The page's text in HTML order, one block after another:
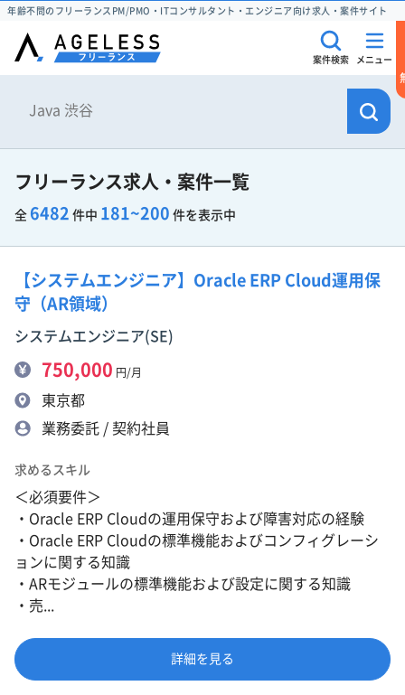
年齢不問のフリーランスPM/PMO・ITコンサルタント・エンジニア向け求人・案件サイト
案件検索 メニュー
フリーランス求人・案件一覧
全 6482 件中 181~200 件を表示中
【システムエンジニア】Oracle ERP Cloud運用保
守（AR領域）
システムエンジニア(SE)
750,000 円/月
東京都
業務委託 / 契約社員
求めるスキル
＜必須要件＞
・Oracle ERP Cloudの運用保守および障害対応の経験
・Oracle ERP Cloudの標準機能およびコンフィグレーシ
ョンに関する知識
・ARモジュールの標準機能および設定に関する知識
・売...
詳細を見る